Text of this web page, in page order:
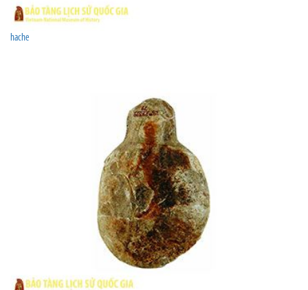
hache